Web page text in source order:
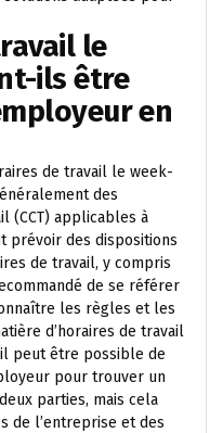
le
ils être
en
de travail le week-
des
(CCT) applicables à
prévoir des dispositions
de travail, y compris
de se référer
les règles et les
d’horaires de travail
peut être possible de
pour trouver un
parties, mais cela
de l’entreprise et des